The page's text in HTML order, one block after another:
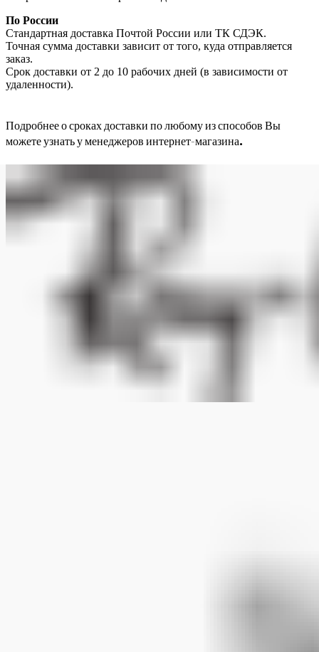
По России
Стандартная доставка Почтой России или ТК СДЭК.
Точная сумма доставки зависит от того, куда отправляется
заказ.
Срок доставки от 2 до 10 рабочих дней (в зависимости от
удаленности).
Подробнее о сроках доставки по любому из способов Вы
можете узнать у менеджеров интернет-магазина.